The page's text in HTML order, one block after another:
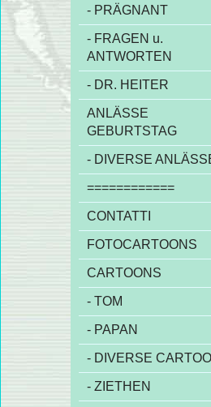
- PRÄGNANT
- FRAGEN u.
ANTWORTEN
- DR. HEITER
ANLÄSSE
GEBURTSTAG
- DIVERSE
============
CONTATTI
FOTOCARTOONS
CARTOONS
- TOM
- PAPAN
- DIVERSE
- ZIETHEN